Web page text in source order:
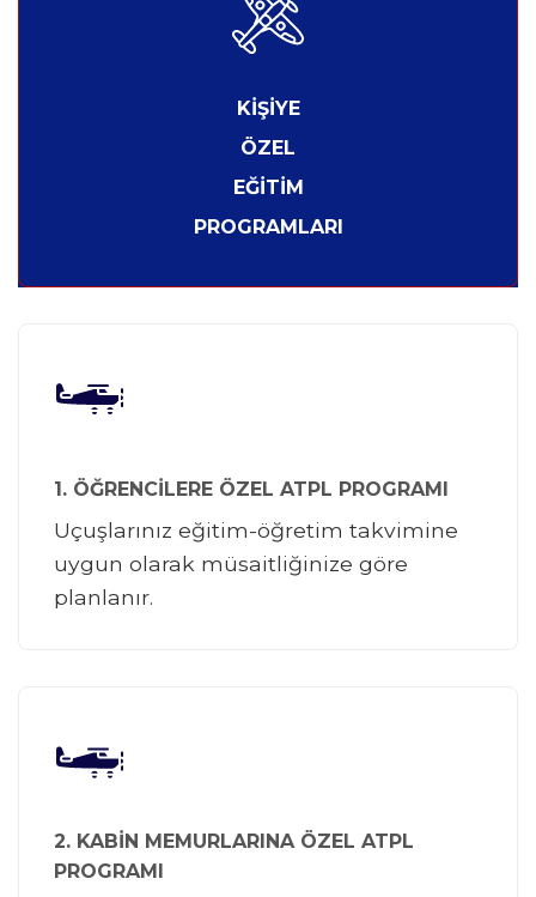
KİŞİYE
ÖZEL
EĞİTİM
PROGRAMLARI
1. ÖĞRENCİLERE ÖZEL ATPL PROGRAMI
Uçuşlarınız eğitim-öğretim takvimine
uygun olarak müsaitliğinize göre
planlanır.
2. KABİN MEMURLARINA ÖZEL ATPL
PROGRAMI